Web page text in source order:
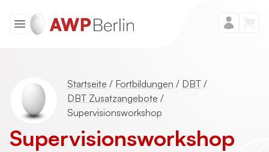
Startseite / Fortbildungen / DBT /
DBT Zusatzangebote /
Supervisionsworkshop
Supervisions­workshop